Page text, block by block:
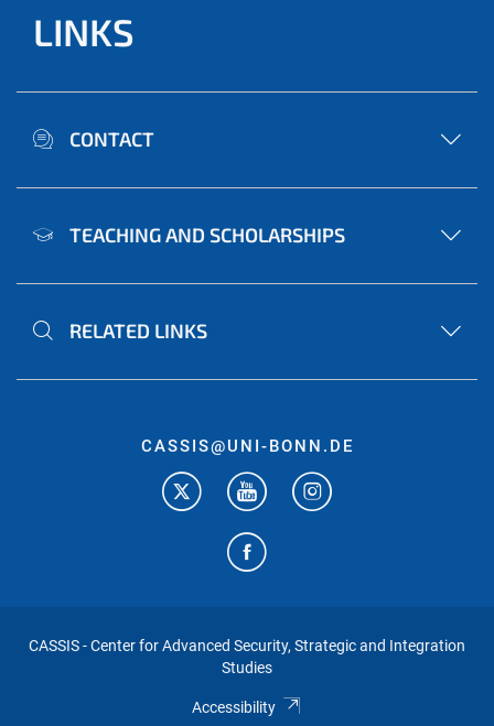
LINKS
CONTACT
TEACHING AND SCHOLARSHIPS
RELATED LINKS
CASSIS@UNI-BONN.DE
CASSIS - Center for Advanced Security, Strategic and Integration
Studies
Accessibility